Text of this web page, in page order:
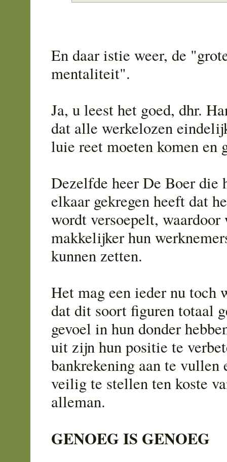
En daar istie weer, de
mentaliteit".
Ja, u leest het goed, dhr.
dat alle werkelozen
luie reet moeten komen en
Dezelfde heer De Boer die
elkaar gekregen heeft dat
wordt versoepelt, waardoor
makkelijker hun
kunnen zetten.
Het mag een ieder nu
dat dit soort figuren totaal
gevoel in hun donder
uit zijn hun positie te
bankrekening aan te vullen
veilig te stellen ten koste
alleman.
GENOEG IS GENOEG